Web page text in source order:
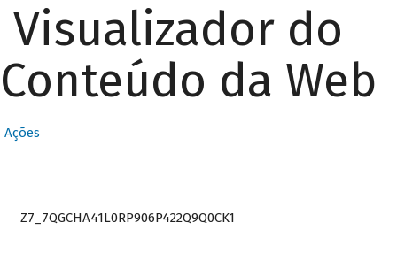
Visualizador do
Conteúdo da Web
Ações
Z7_7QGCHA41L0RP906P422Q9Q0CK1